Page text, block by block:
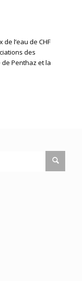
l’eau de CHF
des
Penthaz et la